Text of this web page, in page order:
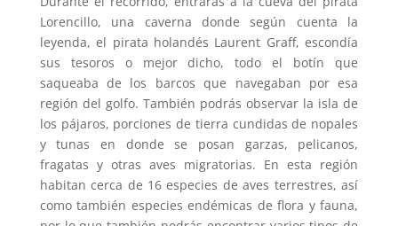
Lorencillo, una caverna donde según cuenta la
leyenda, el pirata holandés Laurent Graff, escondía
sus tesoros o mejor dicho, todo el botín que
saqueaba de los barcos que navegaban por esa
región del golfo. También podrás observar la isla de
los pájaros, porciones de tierra cundidas de nopales
y tunas en donde se posan garzas, pelicanos,
fragatas y otras aves migratorias. En esta región
habitan cerca de 16 especies de aves terrestres, así
como también especies endémicas de flora y fauna,